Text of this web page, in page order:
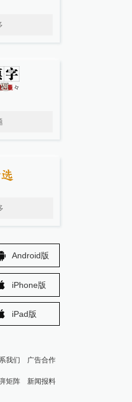
Android版
iPhone版
iPad版
我们 广告合作
矩阵 新闻报料